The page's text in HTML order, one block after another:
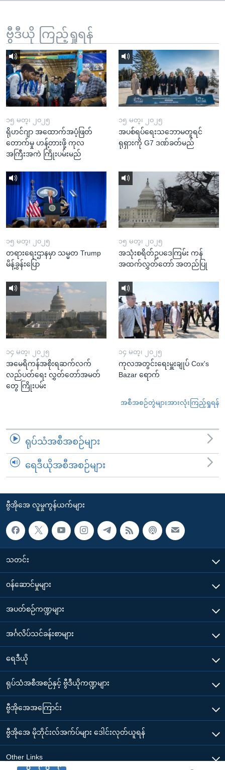
ရန်ဗွီဒီယို ကြည့်ရှုရန်
၁၅ မတ္၊ ၂၀၂၅
ရိုဟင်ဂျာ အထောက်အပံ့ဖြတ်
တောက်မှု ဟန့်တားဖို့ ကုလ
အကြီးအကဲ ကြိုးပမ်းမည်
၁၅ မတ္၊ ၂၀၂၅
အပစ်ရပ်ရေးသဘောမတူရင်
ရုရှားကို G7 ဒဏ်ခတ်မည်
၁၅ မတ္၊ ၂၀၂၅
တရားရေးဌာနမှာ သမ္မတ Trump
မိန့်ခွန်းပြော
၁၅ မတ္၊ ၂၀၂၅
အသုံးစရိတ်ဥပဒေကြမ်း ကန်
အထက်လွှတ်တော် အတည်ပြု
၁၄ မတ္၊ ၂၀၂၅
အမေရိကန်အစိုးရဆက်လက်
လည်ပတ်ရေး လွှတ်တော်အမတ်
တွေ ကြိုးပမ်း
၁၄ မတ္၊ ၂၀၂၅
ကုလအတွင်းရေးမှူးချုပ် Cox's
Bazar ရောက်
အစီအစဉ်တွဲများအားလုံးကြည့်ရှုရန်
ရုပ်သံအစီအစဉ်များ
ရေဒီယိုအစီအစဉ်များ
ဗွီအိုအေ လူမှုကွန်ယက်များ
သတင်း
၀န်ဆောင်မှုများ
အပတ်စဉ်ကဏ္ဍများ
အင်္ဂလိပ်သင်ခန်းစာများ
ရေဒီယို
ရုပ်သံအစီအစဉ်နှင့် ဗွီဒီယိုကဏ္ဍများ
ဗွီအိုအေအကြောင်း
ဗွီအိုအေ မိုဘိုင်းလ်အက်ပ်များ ဒေါင်းလုတ်ယူရန်
Other Links